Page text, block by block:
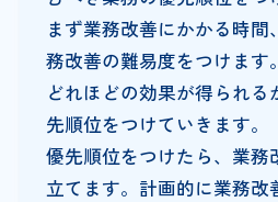
まず業務改善にかかる時
務改善の難易度をつけます
どれほどの効果が得られ
先順位をつけていきます。
優先順位をつけたら、業務
立てます。計画的に業務改